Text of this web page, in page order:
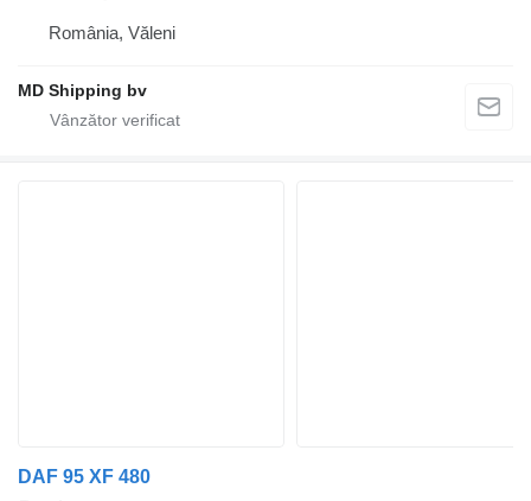
România, Văleni
MD Shipping bv
DAF 95 XF 480